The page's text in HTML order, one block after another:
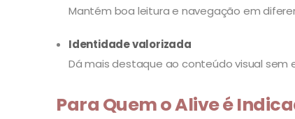
Mantém boa leitura e navegação em
Identidade valorizada
Dá mais destaque ao conteúdo visual sem
Para Quem o Alive é